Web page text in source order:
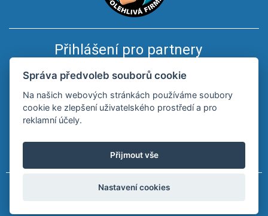
Přihlášení pro partnery
Správa předvoleb souborů cookie
Na našich webových stránkách používáme soubory
cookie ke zlepšení uživatelského prostředí a pro
reklamní účely.
Přijmout vše
Nastavení cookies